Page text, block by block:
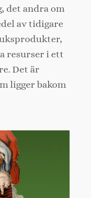
det andra om
av tidigare
resurser i ett
Det är
ligger bakom